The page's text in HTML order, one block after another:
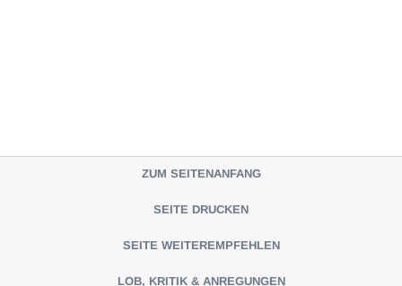
ZUM SEITENANFANG
SEITE DRUCKEN
SEITE WEITEREMPFEHLEN
LOB, KRITIK & ANREGUNGEN